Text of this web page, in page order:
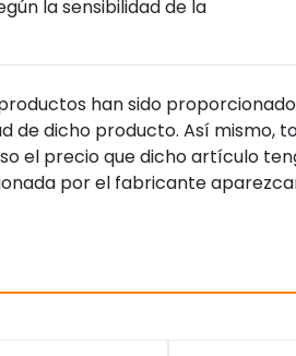
la sensibilidad de la
han sido
dicho producto. Así mismo,
el precio que dicho artículo
por el fabricante